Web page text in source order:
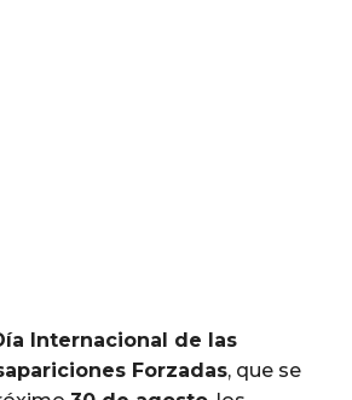
Internacional de las
Forzadas, que se